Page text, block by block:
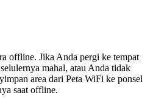
offline. Jika Anda pergi ke tempat
mahal, atau Anda tidak
area dari Peta WiFi ke ponsel
saat offline.